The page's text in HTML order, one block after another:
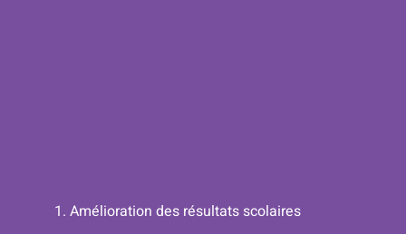
1. Amélioration des résultats scolaires